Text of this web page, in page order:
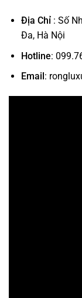
Địa Chỉ: Số
Đa, Hà Nội
Hotline:
Email :